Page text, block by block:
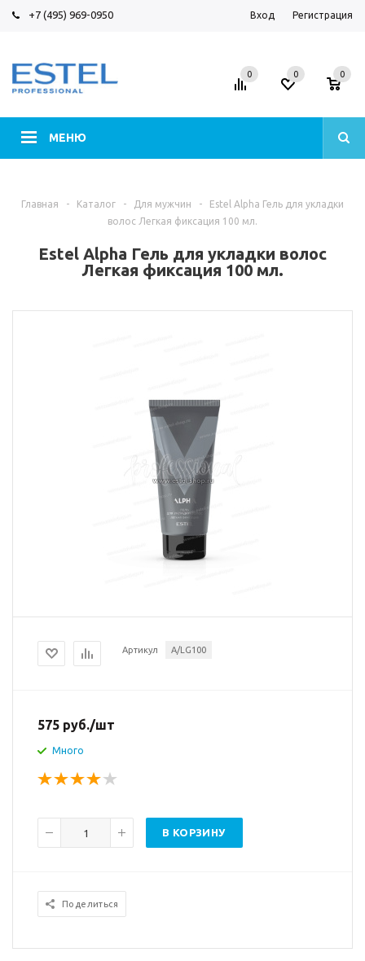
+7 (495) 969-0950 Вход Регистрация
МЕНЮ
0 0 0
Главная - Каталог - Для мужчин -
Estel Alpha Гель для укладки
волос Легкая фиксация 100 мл.
Estel Alpha Гель для укладки волос
Легкая фиксация 100 мл.
Артикул A/LG100
575 руб./шт
Много
В КОРЗИНУ
Поделиться